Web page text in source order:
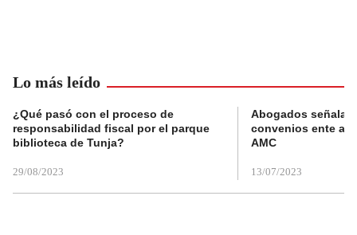
Lo más leído
¿Qué pasó con el proceso de
responsabilidad fiscal por el parque
biblioteca de Tunja?
29/08/2023
Abogados
convenios ente
AMC
13/07/2023